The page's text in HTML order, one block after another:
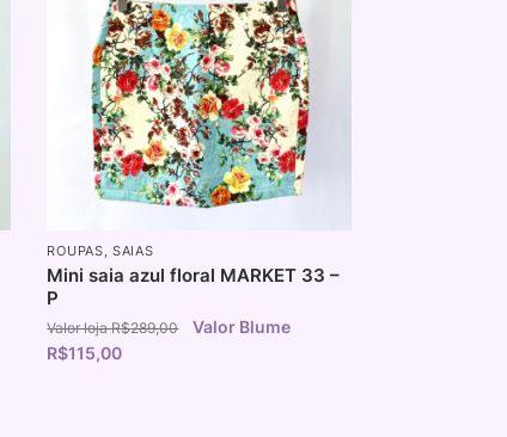
ROUPAS ,SAIAS
Mini saia azul floral MARKET 33 –
P
R$289,00
R$115,00